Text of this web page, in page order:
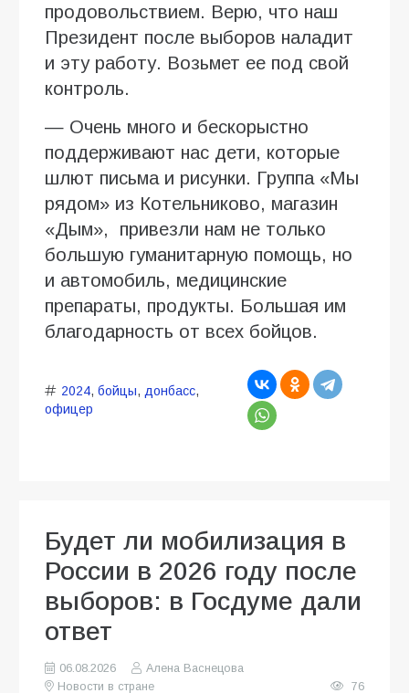
продовольствием. Верю, что наш
Президент после выборов наладит
и эту работу. Возьмет ее под свой
контроль.
— Очень много и бескорыстно
поддерживают нас дети, которые
шлют письма и рисунки. Группа «Мы
рядом» из Котельниково, магазин
«Дым», привезли нам не только
большую гуманитарную помощь, но
и автомобиль, медицинские
препараты, продукты. Большая им
благодарность от всех бойцов.
2024, бойцы, донбасс,
офицер
Будет ли мобилизация в
России в 2026 году после
выборов: в Госдуме дали
ответ
06.08.2026
Алена Васнецова
Новости в стране
76